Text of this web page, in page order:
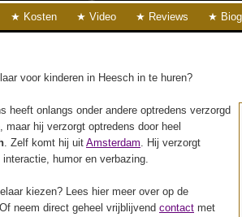
Kosten Video Reviews
voor kinderen in Heesch in te huren?
heeft onlangs onder andere optredens verzorgd
, maar hij verzorgt optredens door heel
. Zelf komt hij uit Amsterdam. Hij verzorgt
humor en verbazing.
kiezen? Lees hier meer over op de
neem direct geheel vrijblijvend contact met